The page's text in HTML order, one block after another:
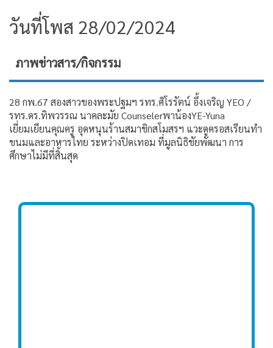
วันที่โพส 28/02/2024
ภาพข่าวสาร/กิจกรรม
28 กพ.67 สองสาวของพระปฐมฯ รทร.ศิโรรัตน์ อึ้งเจริญ YEO /
รทร.ดร.ทิพวรรณ นาคละมัย Counseler​ พาน้องYE-Yuna
เยี่ยมเยียนคุณครู อุดหนุนร้านสมาชิกสโมสรฯ แวะดูครอสเรียนทำ
ขนมและอาหารไทย ระหว่างปิดเทอม ที่มูลนิธิชัยพัฒนา การ
ศึกษาไม่มีที่สิ้นสุด